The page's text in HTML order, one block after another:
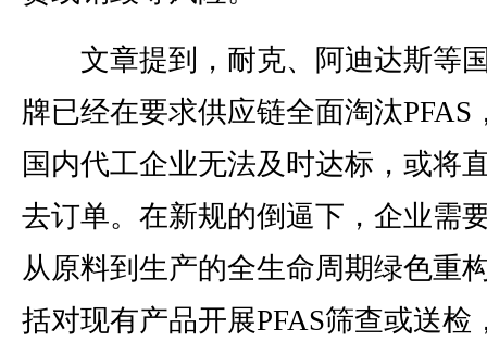
文章提到，耐克、阿迪达斯等
牌已经在要求供应链全面淘汰PFAS
国内代工企业无法及时达标，或将
去订单。在新规的倒逼下，企业需
从原料到生产的全生命周期绿色重
括对现有产品开展PFAS筛查或送检